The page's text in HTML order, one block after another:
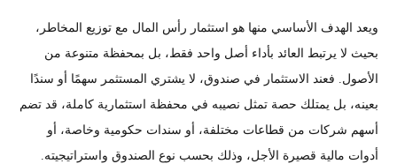
ويعد الهدف الأساسي منها هو استثمار رأس المال مع توزيع المخاطر،
بحيث لا يرتبط العائد بأداء أصل واحد فقط، بل بمحفظة متنوعة من
الأصول. فعند الاستثمار في صندوق، لا يشتري المستثمر سهمًا أو سندًا
بعينه، بل يمتلك حصة تمثل نصيبه في محفظة استثمارية كاملة، قد تضم
أسهم شركات من قطاعات مختلفة، أو سندات حكومية وخاصة، أو
أدوات مالية قصيرة الأجل، وذلك بحسب نوع الصندوق واستراتيجيته.